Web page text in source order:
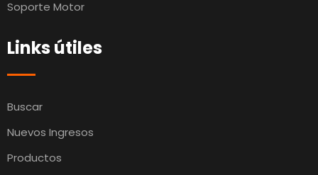
Soporte Motor
Links útiles
Buscar
Nuevos Ingresos
Productos